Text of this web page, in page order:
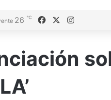
26 ℃ FacebookInstagram